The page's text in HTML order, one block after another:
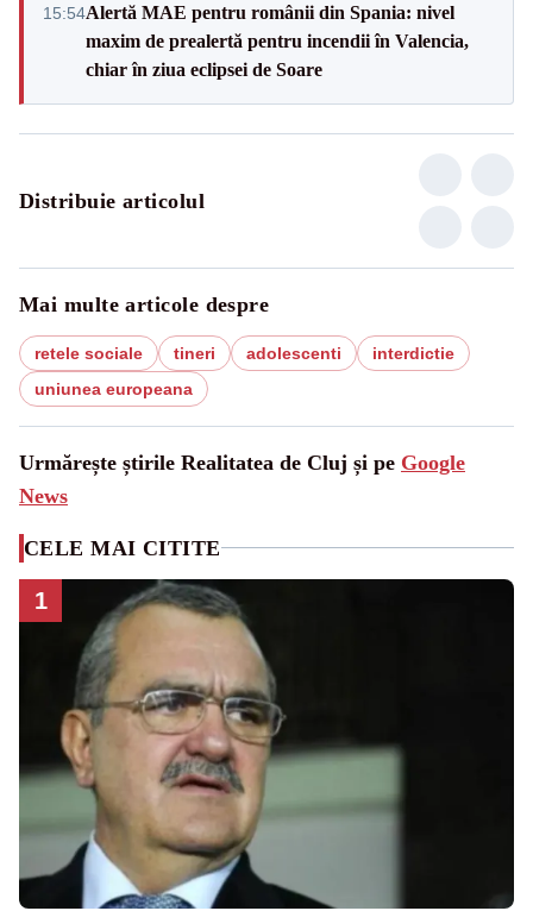
15:54Alertă MAE pentru românii din Spania: nivel
maxim de prealertă pentru incendii în Valencia,
chiar în ziua eclipsei de Soare
Distribuie articolul
Mai multe articole despre
retele sociale tineri adolescenti
interdictie
uniunea europeana
Urmărește știrile Realitatea de Cluj și pe Google
News
CELE MAI CITITE
1